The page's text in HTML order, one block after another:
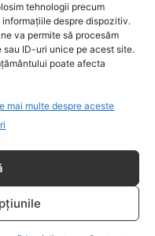
tehnologii precum
despre dispozitiv.
va permite să procesăm
ID-uri unice pe acest site.
poate afecta
mai multe despre aceste
Cherecheș, a
unde își va